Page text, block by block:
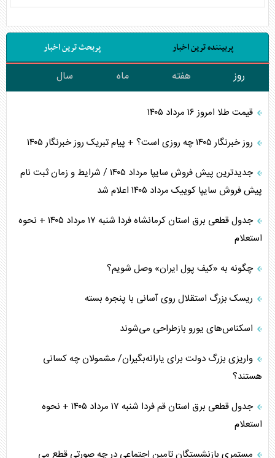
پربیننده ترین اخبار پربحث ترین اخبار
روز هفته ماه سال
قیمت طلا امروز ۱۶ مرداد ۱۴۰۵
روز خبرنگار ۱۴۰۵ چه روزی است؟ + پیام تبریک روز خبرنگار ۱۴۰۵
جدیدترین پیش فروش سایپا مرداد ۱۴۰۵ / شرایط و زمان ثبت نام
پیش فروش سایپا کوییک مرداد ۱۴۰۵ اعلام شد
جدول قطعی برق استان کرمانشاه فردا شنبه ۱۷ مرداد ۱۴۰۵ + نحوه
استعلام
چگونه به «کیف پول ایران» وصل شویم؟
ریسک بزرگ استقلال روی آسانی با پنجره بسته
اسکناس‌های یورو بازطراحی می‌شوند
واریزی بزرگ دولت برای یارانه‌بگیران/ مشمولان چه کسانی
هستند؟
جدول قطعی برق استان قم فردا شنبه ۱۷ مرداد ۱۴۰۵ + نحوه
استعلام
مستمری بازنشستگان تامین اجتماعی در چه صورتی قطع می